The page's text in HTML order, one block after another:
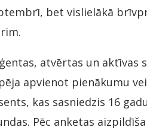
bet vislielākā
atvērtas un
apvienot pienākumu
kas sasniedzis 16
Pēc anketas